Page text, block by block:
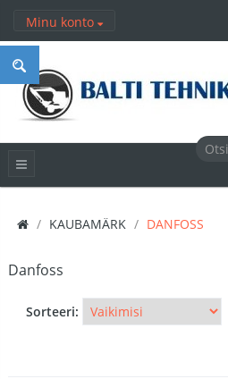
Minu konto
KAUBAMÄRK DANFOSS
Danfoss
Sorteeri: